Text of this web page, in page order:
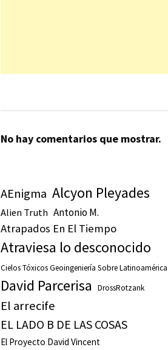
No hay comentarios que mostrar.
AEnigma Alcyon Pleyades
Alien Truth Antonio M.
Atrapados En El Tiempo
Atraviesa lo desconocido
Cielos Tóxicos Geoingeniería Sobre Latinoamérica
David Parcerisa DrossRotzank
El arrecife
EL LADO B DE LAS COSAS
El Proyecto David Vincent